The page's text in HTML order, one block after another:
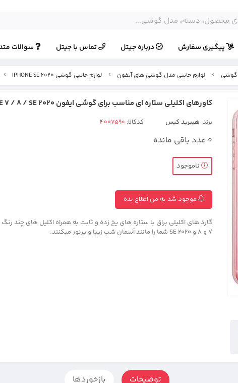
پیگیری سفارش درباره جیتل تماس با جیتل سوالات
گوشی لوازم جانبی مدل گوشی های آیفون لوازم جانبی گوشی IPHONE SE 2020
کاورهای اکلیلی ستاره ای مناسب برای گوشی ایفون IPHONE 7 / 8 / SE 2020
برند: هیبرید کیس کدکالا:
0 عدد باقی مانده
ناموجود
موجود شد به من اطلاع بده
گارد های اکلیلی براق با ستاره های یخ زده و ثابت به همراه اکلیل های چند
7 و 8 و SE 2020 شما را مانند آسمان شب زیبا و پرنور میکنند.
توضیحات بازخوردها